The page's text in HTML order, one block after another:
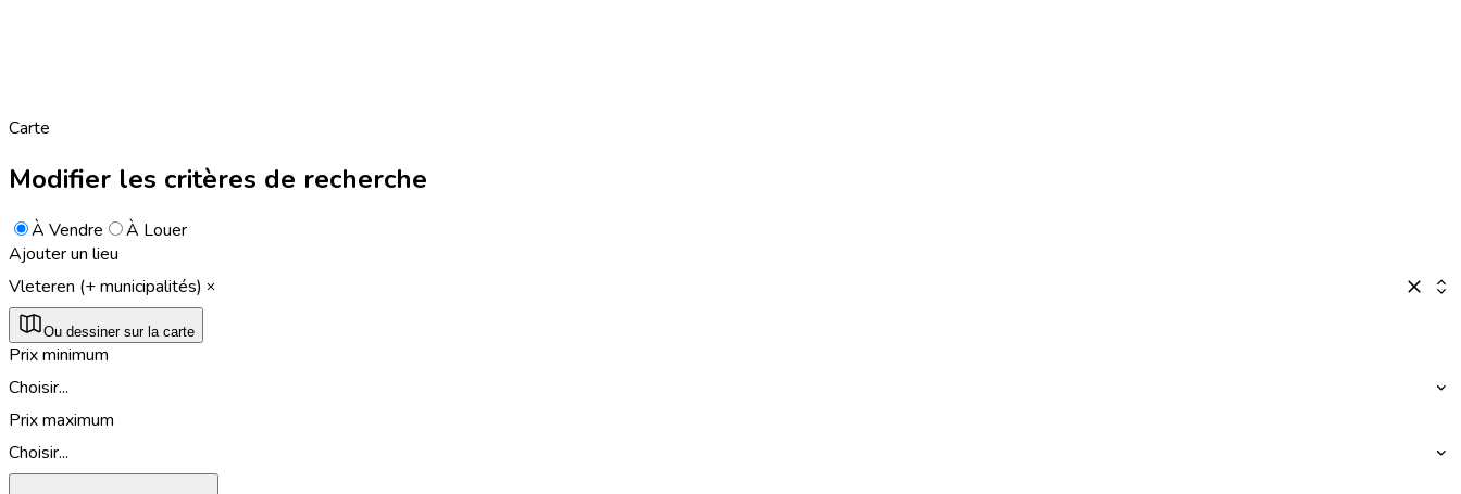
Carte
Modifier les critères de recherche
À Vendre
À Louer
Ajouter un lieu
Vleteren (+ municipalités)
Ou dessiner sur la carte
Prix minimum
Choisir...
Prix maximum
Choisir...